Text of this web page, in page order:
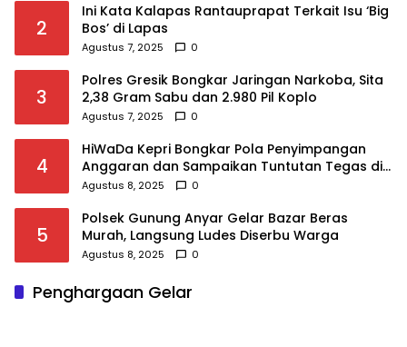
2
Ini Kata Kalapas Rantauprapat Terkait Isu ‘Big
Bos’ di Lapas
Agustus 7, 2025 0
3
Polres Gresik Bongkar Jaringan Narkoba, Sita
2,38 Gram Sabu dan 2.980 Pil Koplo
Agustus 7, 2025 0
4
HiWaDa Kepri Bongkar Pola Penyimpangan
Anggaran dan Sampaikan Tuntutan Tegas di
Kejaksaan Tanjungpinang
Agustus 8, 2025 0
5
Polsek Gunung Anyar Gelar Bazar Beras
Murah, Langsung Ludes Diserbu Warga
Agustus 8, 2025 0
Penghargaan Gelar